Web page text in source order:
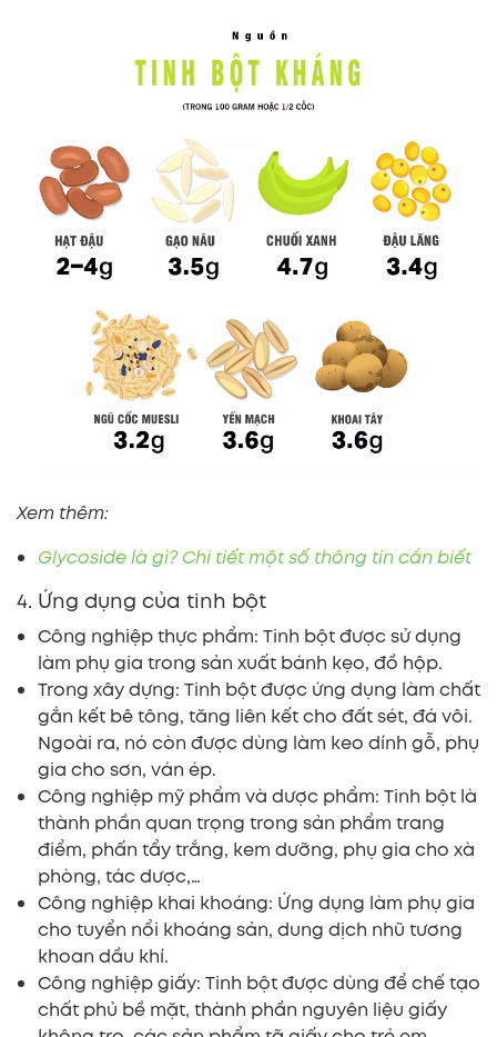
Xem thêm:
Glycoside là gì? Chi tiết một số thông tin cần biết
4. Ứng dụng của tinh bột
Công nghiệp thực phẩm: Tinh bột được sử dụng
làm phụ gia trong sản xuất bánh kẹo, đồ hộp.
Trong xây dựng: Tinh bột được ứng dụng làm chất
gắn kết bê tông, tăng liên kết cho đất sét, đá vôi.
Ngoài ra, nó còn được dùng làm keo dính gỗ, phụ
gia cho sơn, ván ép.
Công nghiệp mỹ phẩm và dược phẩm: Tinh bột là
thành phần quan trọng trong sản phẩm trang
điểm, phấn tẩy trắng, kem dưỡng, phụ gia cho xà
phòng, tác dược,…
Công nghiệp khai khoáng: Ứng dụng làm phụ gia
cho tuyển nổi khoáng sản, dung dịch nhũ tương
khoan dầu khí.
Công nghiệp giấy: Tinh bột được dùng để chế tạo
chất phủ bề mặt, thành phần nguyên liệu giấy